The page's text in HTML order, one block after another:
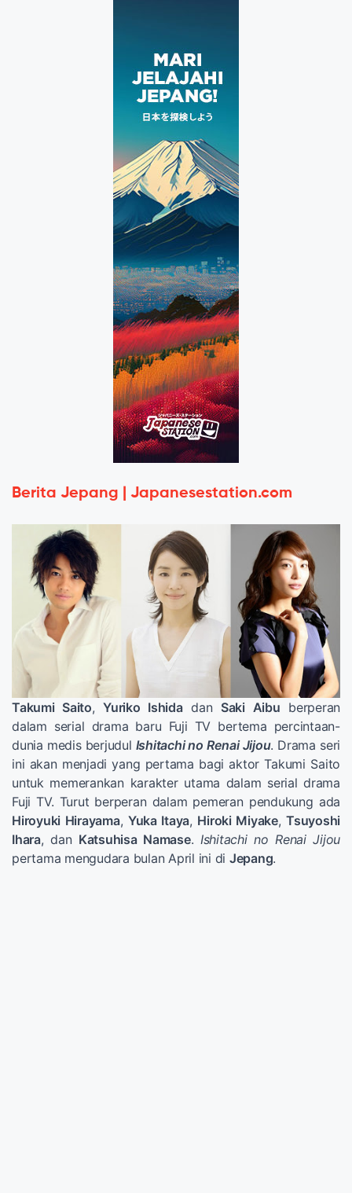
Berita Jepang | Japanesestation.com
Takumi Saito,Yuriko Ishidadan Saki Aibu berperan
dalam serial drama baru Fuji TV bertema percintaan-
dunia medis berjudul Ishitachi no Renai Jijou. Drama seri
ini akan menjadi yang pertama bagi aktor Takumi Saito
untuk memerankan karakter utama dalam serial drama
Fuji TV. Turut berperan dalam pemeran pendukung ada
Hiroyuki Hirayama, Yuka Itaya, Hiroki Miyake, Tsuyoshi
Ihara, dan Katsuhisa Namase. Ishitachi no Renai Jijou
pertama mengudara bulan April ini di Jepang.